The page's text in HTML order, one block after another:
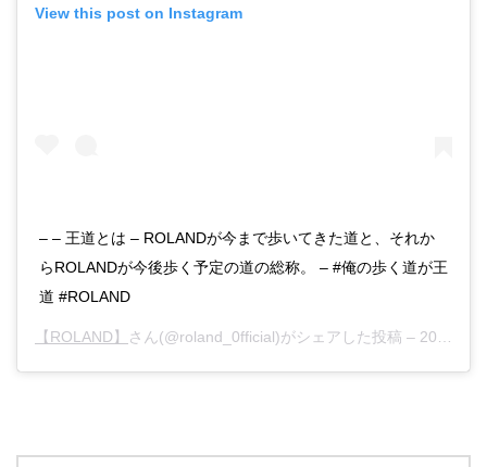
View this post on Instagram
– – 王道とは – ROLANDが今まで歩いてきた道と、それか
らROLANDが今後歩く予定の道の総称。 – #俺の歩く道が王
道 #ROLAND
【ROLAND】 さん(@roland_0fficial)がシェアした投稿 – 2018年 1月月24日午前9時27分PST